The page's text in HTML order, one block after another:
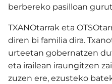
berbereko pasilloan
TXANOtarrak eta
diren bi familia dira.
urteetan gobernatzen
eta irailean iraungitzen
zuzen ere, ezusteko